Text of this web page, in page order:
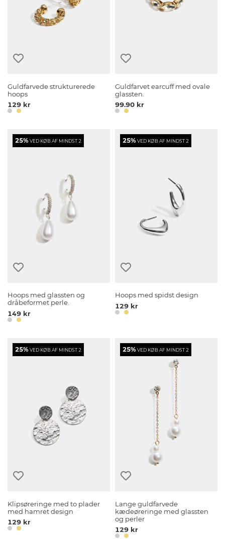
Guldfarvede strukturerede
hoops
129 kr
Guldfarvet earcuff med ovale
glassten.
99.90 kr
25%VED KØB AF MINDST 2
Hoops med glassten og
dråbeformet perle.
149 kr
25%VED KØB AF MINDST 2
Hoops med spidst design
129 kr
25%VED KØB AF MINDST 2
Klipsøreringe med to plader
med hamret design
129 kr
25%VED KØB AF MINDST 2
Lange guldfarvede
kædeøreringe med glassten
og perler
129 kr